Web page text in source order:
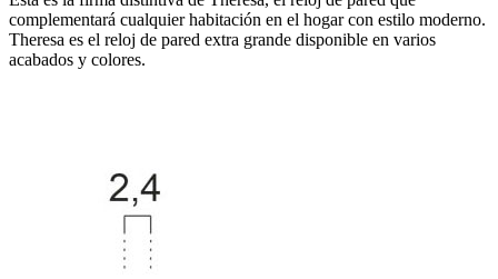
complementará cualquier habitación en el hogar con estilo moderno.
Theresa es el reloj de pared extra grande disponible en varios
acabados y colores.